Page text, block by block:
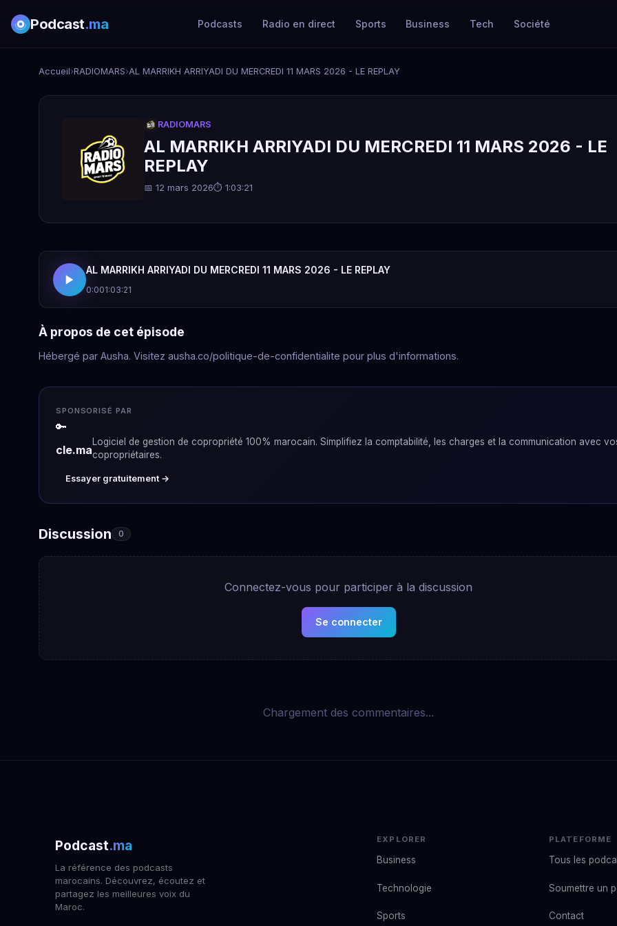
Podcast.ma Podcasts Radio en direct Sports Business Tech Société
Accueil›RADIOMARS›AL MARRIKH ARRIYADI DU MERCREDI 11 MARS 2026 - LE REPLAY
RADIOMARS
AL MARRIKH ARRIYADI DU MERCREDI 11 MARS 2026 - LE
REPLAY
📅 12 mars 2026⏱ 1:03:21
AL MARRIKH ARRIYADI DU MERCREDI 11 MARS 2026 - LE REPLAY
0:001:03:21
À propos de cet épisode
Hébergé par Ausha. Visitez ausha.co/politique-de-confidentialite pour plus d'informations.
SPONSORISÉ PAR
🔑
cle.ma
Logiciel de gestion de copropriété 100% marocain. Simplifiez la comptabilité, les charges et la communication avec
copropriétaires.
Essayer gratuitement →
Discussion 0
Connectez-vous pour participer à la discussion
Se connecter
Chargement des commentaires...
Podcast.ma
La référence des podcasts
marocains. Découvrez, écoutez et
partagez les meilleures voix du
Maroc.
EXPLORER
Business
Technologie
Sports
PLATEFORME
Tous les
Soumettre un
Contact